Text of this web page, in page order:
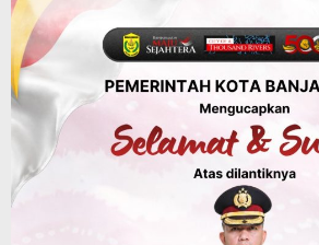
2026, Bidik Emas Porprov
Rencanakan Pindah
Agustus 9, 2026
Sosial & Keagamaan
45 Pramuka Banjarmasin
Jamnas XII Cibubur,
Peserta Berkebutuhan